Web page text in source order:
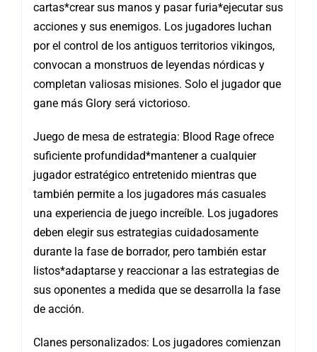
cartas*crear sus manos y pasar furia*ejecutar sus
acciones y sus enemigos. Los jugadores luchan
por el control de los antiguos territorios vikingos,
convocan a monstruos de leyendas nórdicas y
completan valiosas misiones. Solo el jugador que
gane más Glory será victorioso.
Juego de mesa de estrategia: Blood Rage ofrece
suficiente profundidad*mantener a cualquier
jugador estratégico entretenido mientras que
también permite a los jugadores más casuales
una experiencia de juego increíble. Los jugadores
deben elegir sus estrategias cuidadosamente
durante la fase de borrador, pero también estar
listos*adaptarse y reaccionar a las estrategias de
sus oponentes a medida que se desarrolla la fase
de acción.
Clanes personalizados: Los jugadores comienzan